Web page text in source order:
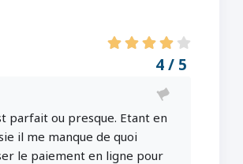
4 / 5
parfait ou presque. Etant en
il me manque de quoi
le paiement en ligne pour